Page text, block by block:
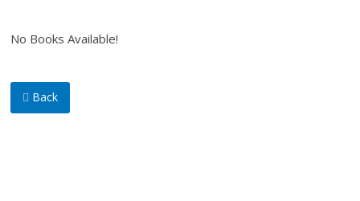
No Books Available!
Back